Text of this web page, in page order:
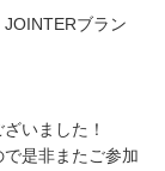
ブラン
いました！
是非またご参加